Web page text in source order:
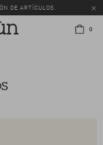
DE ARTÍCULOS.
0